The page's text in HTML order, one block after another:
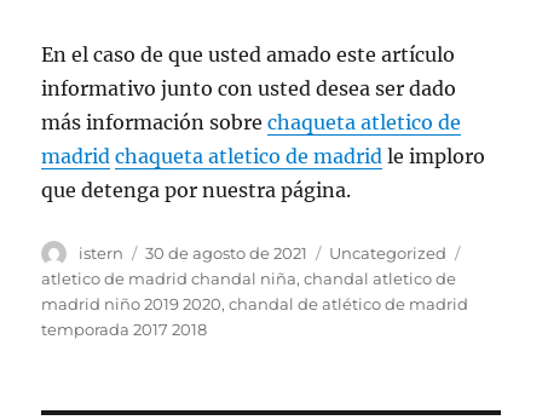
En el caso de que usted amado este artículo
informativo junto con usted desea ser dado
más información sobrechaqueta atletico de
madrid chaqueta atletico de madrid le imploro
que detenga por nuestra página.
Autor
istern
Publicado
el
30 de agosto de 2021 Categorías
Uncategorized
atletico de madrid chandal niña,chandal atletico de
madrid niño 2019 2020,chandal de atlético de madrid
temporada 2017 2018